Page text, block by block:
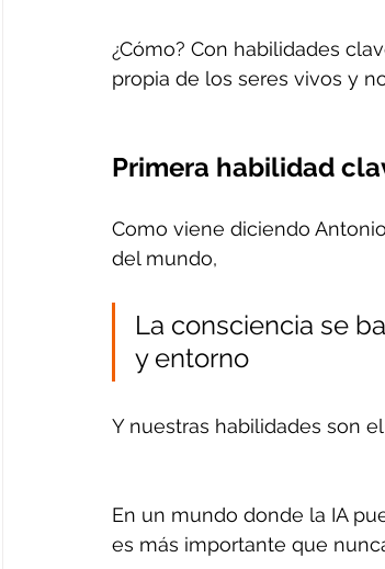
¿Cómo? Con habilidades
propia de los seres vivos y
Primera habilidad
Como viene diciendo
del mundo,
La consciencia se
y entorno
Y nuestras habilidades son
En un mundo donde la IA
es más importante que